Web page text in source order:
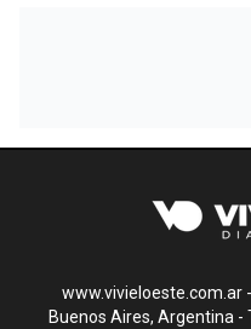
www.vivieloeste.com.ar
Buenos Aires, Argentina